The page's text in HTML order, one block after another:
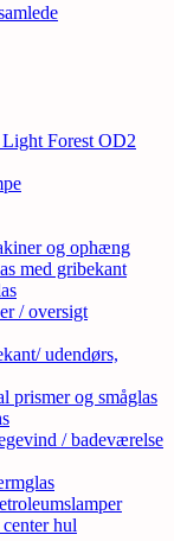
Forest OD2
og ophæng
med gribekant
/ oversigt
udendørs,
prismer og småglas
/ badeværelse
hul